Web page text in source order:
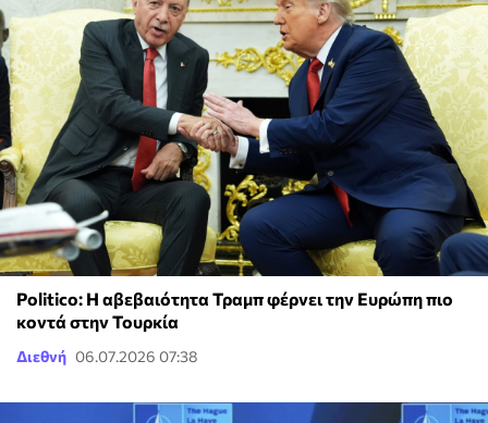
Politico: Η αβεβαιότητα Τραμπ φέρνει την Ευρώπη πιο
κοντά στην Τουρκία
Διεθνή 06.07.2026 07:38